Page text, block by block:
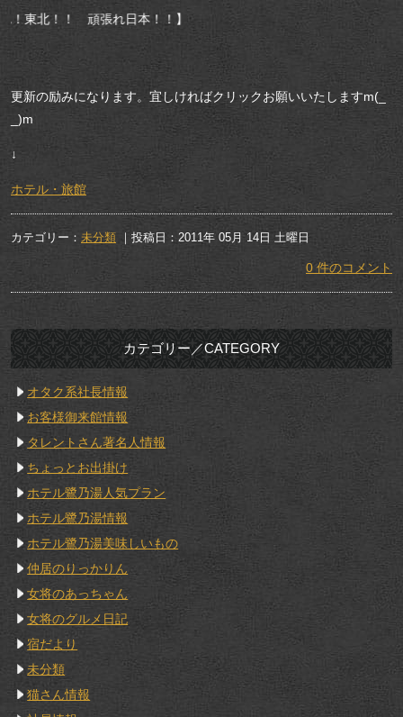
れ日本！！】
更新の励みになります。宜しければクリックお願いいたしますm(_
_)m
↓
ホテル・旅館
カテゴリー： 未分類 ｜投稿日：2011年 05月 14日 土曜日
0 件のコメント
カテゴリー／CATEGORY
オタク系社長情報
お客様御来館情報
タレントさん著名人情報
ちょっとお出掛け
ホテル鷺乃湯人気プラン
ホテル鷺乃湯情報
ホテル鷺乃湯美味しいもの
仲居のりっかりん
女将のあっちゃん
女将のグルメ日記
宿だより
未分類
猫さん情報